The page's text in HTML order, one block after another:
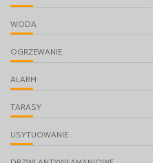
WODA
OGRZEWANIE
ALARM
TARASY
USYTUOWANIE